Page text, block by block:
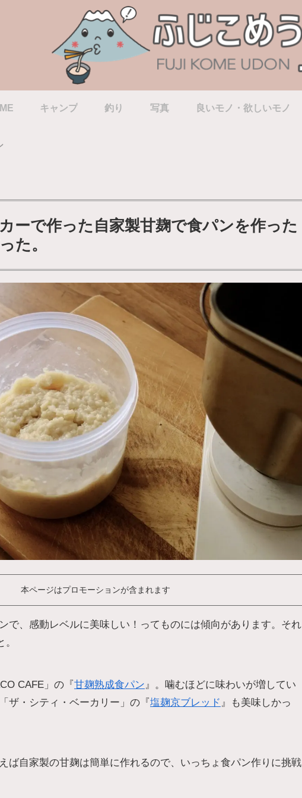
キャンプ 釣り 写真 良いモノ・欲しいモノ
ーで作った自家製甘麹で食パンを作った
た。
本ページはプロモーションが含まれます
で、感動レベルに美味しい！ってものには傾向があります。それ
CAFE」の『甘麹熟成食パン』。噛むほどに味わいが増してい
ザ・シティ・ベーカリー」の『塩麹京ブレッド 』も美味しかっ
ば自家製の甘麹は簡単に作れるので、いっちょ食パン作りに挑戦